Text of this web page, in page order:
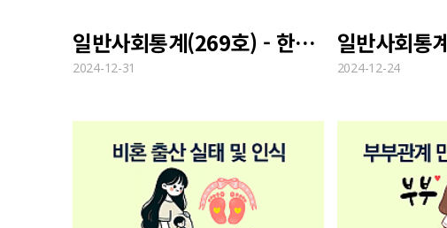
일반사회통계(269호) - 한국 사회 고령화 실태
2024-12-31 2024-12-24